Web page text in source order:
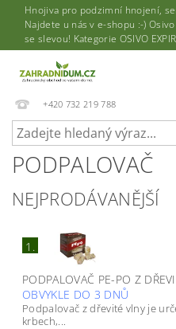
Hnojiva pro podzimní hnojení,
Najdete u nás v e-shopu :-)
se slevou! Kategorie OSIVO
+420 732 219 788
PODPALOVAČ
NEJPRODÁVANĚJŠÍ
1.
PODPALOVAČ PE-PO Z
OBVYKLE DO 3 DNŮ
Podpalovač z dřevité vlny je
krbech,...